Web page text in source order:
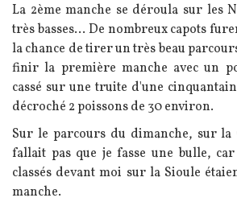
La 2ème manche se déroula sur les
très basses... De nombreux capots
la chance de tirer un très beau
finir la première manche avec un
cassé sur une truite d'une
décroché 2 poissons de 30 environ.
Sur le parcours du dimanche, sur
fallait pas que je fasse une bulle,
classés devant moi sur la Sioule
manche.